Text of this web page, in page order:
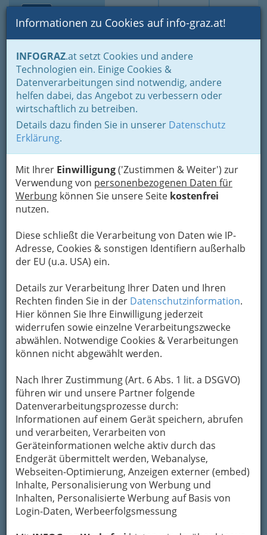
Suche Login Toggle
Informationen zu Cookies auf info-graz.at!
INFOGRAZ.at setzt Cookies und andere
Technologien ein. Einige Cookies &
Datenverarbeitungen sind notwendig, andere
helfen dabei, das Angebot zu verbessern oder
wirtschaftlich zu betreiben.
Details dazu finden Sie in unserer Datenschutz
Erklärung.
Mit Ihrer Einwilligung('Zustimmen & Weiter') zur
Verwendung von personenbezogenen Daten für
Werbung können Sie unsere Seite kostenfrei
nutzen.
Diese schließt die Verarbeitung von Daten wie IP-
Adresse, Cookies & sonstigen Identifiern außerhalb
der EU (u.a. USA) ein.
Details zur Verarbeitung Ihrer Daten und Ihren
Rechten finden Sie in der Datenschutzinformation.
Hier können Sie Ihre Einwilligung jederzeit
widerrufen sowie einzelne Verarbeitungszwecke
abwählen. Notwendige Cookies & Verarbeitungen
können nicht abgewählt werden.
Nach Ihrer Zustimmung (Art. 6 Abs. 1 lit. a DSGVO)
führen wir und unsere Partner folgende
Datenverarbeitungsprozesse durch:
Informationen auf einem Gerät speichern, abrufen
und verarbeiten, Verarbeiten von
Geräteinformationen welche aktiv durch das
Endgerät übermittelt werden, Webanalyse,
Webseiten-Optimierung, Anzeigen externer (embed)
Inhalte, Personalisierung von Werbung und
Inhalten, Personalisierte Werbung auf Basis von
Login-Daten, Werbeerfolgsmessung
Home Gastronomie
Beisln, Bars, Pubs & Wein
Buschenschenken oder Buschenschänken
Buschenschenken nach Orten
Buschenschenken der
steirischen Weinbaugebiete
- nach Orten sortiert
Wer als Wein-
und
Weiberhasser
Jedermann im
Wege steht,
Der genieße Brot und Wasser,
Bis er endlich in sich geht.
Wilhelm Busch
Schließen Sie die Augen und stellen Sie sich vor,
Sie sitzen in der wärmenden Frühlingssonne auf
einer Hausbank. Ein gutes Glas Wein in der
Hand, nette Menschen um sich, und im
Hintergrund wird gerade frisch gebackenes Brot
Wenn landschaftliche
Schönheit, edler Wein,
kulinarische
Köstlichkeiten und
freundliche Menschen
irgendwo in einer
perfekten Symbiose zusammenfinden, dann
kann es sich dabei entweder nur um einen
glücklichen Zufall handeln – oder eben um das
"Steirische Weinland". Das Steirische Weinland
ist die schönste Verbindung von Natürlichkeit,
ausgezeichneten Weinen und höflichen